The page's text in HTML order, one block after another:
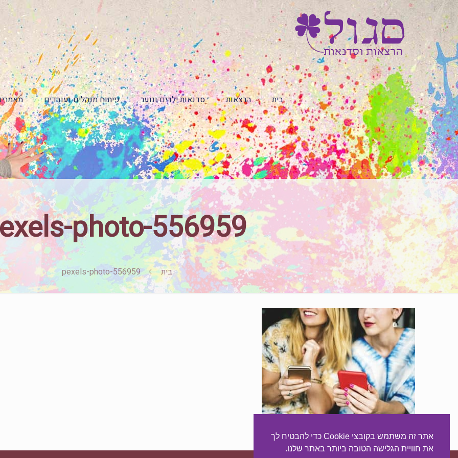
בית הרצאות סדנאות ילדים ונוער פיתוח מנהלים ועובדים
photo-556959
בית pexels-photo-556959
אתר זה משתמש בקובצי Cookie כדי להבטיח לך
את חוויית הגלישה הטובה ביותר באתר שלנו.